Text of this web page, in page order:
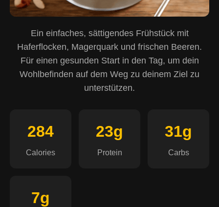
Ein einfaches, sättigendes Frühstück mit
Haferflocken, Magerquark und frischen Beeren.
Für einen gesunden Start in den Tag, um dein
Wohlbefinden auf dem Weg zu deinem Ziel zu
unterstützen.
284
Calories
23g
Protein
31g
Carbs
7g